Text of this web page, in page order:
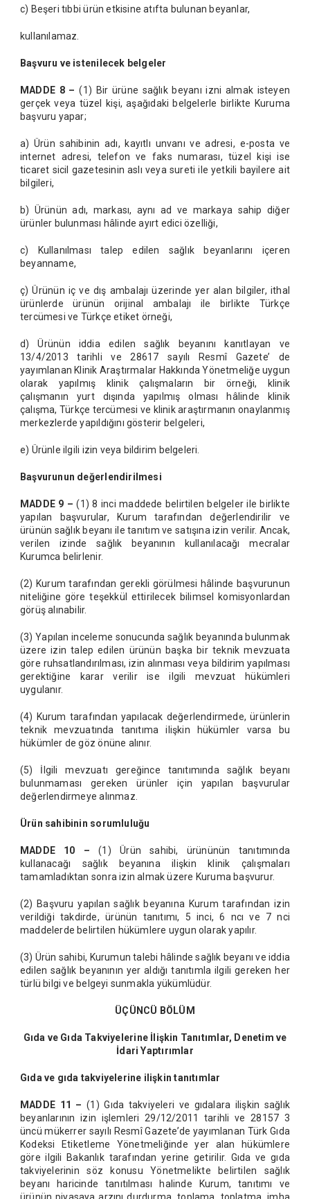
c) Beşeri tıbbi ürün etkisine atıfta bulunan beyanlar,
kullanılamaz.
Başvuru ve istenilecek belgeler
MADDE 8 – (1) Bir ürüne sağlık beyanı izni almak isteyen
gerçek veya tüzel kişi, aşağıdaki belgelerle birlikte Kuruma
başvuru yapar;
a) Ürün sahibinin adı, kayıtlı unvanı ve adresi, e-posta ve
internet adresi, telefon ve faks numarası, tüzel kişi ise
ticaret sicil gazetesinin aslı veya sureti ile yetkili bayilere ait
bilgileri,
b) Ürünün adı, markası, aynı ad ve markaya sahip diğer
ürünler bulunması hâlinde ayırt edici özelliği,
c) Kullanılması talep edilen sağlık beyanlarını içeren
beyanname,
ç) Ürünün iç ve dış ambalajı üzerinde yer alan bilgiler, ithal
ürünlerde ürünün orijinal ambalajı ile birlikte Türkçe
tercümesi ve Türkçe etiket örneği,
d) Ürünün iddia edilen sağlık beyanını kanıtlayan ve
13/4/2013 tarihli ve 28617 sayılı Resmî Gazete’ de
yayımlanan Klinik Araştırmalar Hakkında Yönetmeliğe uygun
olarak yapılmış klinik çalışmaların bir örneği, klinik
çalışmanın yurt dışında yapılmış olması hâlinde klinik
çalışma, Türkçe tercümesi ve klinik araştırmanın onaylanmış
merkezlerde yapıldığını gösterir belgeleri,
e) Ürünle ilgili izin veya bildirim belgeleri.
Başvurunun değerlendirilmesi
MADDE 9 – (1) 8 inci maddede belirtilen belgeler ile birlikte
yapılan başvurular, Kurum tarafından değerlendirilir ve
ürünün sağlık beyanı ile tanıtım ve satışına izin verilir. Ancak,
verilen izinde sağlık beyanının kullanılacağı mecralar
Kurumca belirlenir.
(2) Kurum tarafından gerekli görülmesi hâlinde başvurunun
niteliğine göre teşekkül ettirilecek bilimsel komisyonlardan
görüş alınabilir.
(3) Yapılan inceleme sonucunda sağlık beyanında bulunmak
üzere izin talep edilen ürünün başka bir teknik mevzuata
göre ruhsatlandırılması, izin alınması veya bildirim yapılması
gerektiğine karar verilir ise ilgili mevzuat hükümleri
uygulanır.
(4) Kurum tarafından yapılacak değerlendirmede, ürünlerin
teknik mevzuatında tanıtıma ilişkin hükümler varsa bu
hükümler de göz önüne alınır.
(5) İlgili mevzuatı gereğince tanıtımında sağlık beyanı
bulunmaması gereken ürünler için yapılan başvurular
değerlendirmeye alınmaz.
Ürün sahibinin sorumluluğu
MADDE 10 – (1) Ürün sahibi, ürününün tanıtımında
kullanacağı sağlık beyanına ilişkin klinik çalışmaları
tamamladıktan sonra izin almak üzere Kuruma başvurur.
(2) Başvuru yapılan sağlık beyanına Kurum tarafından izin
verildiği takdirde, ürünün tanıtımı, 5 inci, 6 ncı ve 7 nci
maddelerde belirtilen hükümlere uygun olarak yapılır.
(3) Ürün sahibi, Kurumun talebi hâlinde sağlık beyanı ve iddia
edilen sağlık beyanının yer aldığı tanıtımla ilgili gereken her
türlü bilgi ve belgeyi sunmakla yükümlüdür.
ÜÇÜNCÜ BÖLÜM
Gıda ve Gıda Takviyelerine İlişkin Tanıtımlar, Denetim ve
İdari Yaptırımlar
Gıda ve gıda takviyelerine ilişkin tanıtımlar
MADDE 11 – (1) Gıda takviyeleri ve gıdalara ilişkin sağlık
beyanlarının izin işlemleri 29/12/2011 tarihli ve 28157 3
üncü mükerrer sayılı Resmî Gazete’de yayımlanan Türk Gıda
Kodeksi Etiketleme Yönetmeliğinde yer alan hükümlere
göre ilgili Bakanlık tarafından yerine getirilir. Gıda ve gıda
takviyelerinin söz konusu Yönetmelikte belirtilen sağlık
beyanı haricinde tanıtılması halinde Kurum, tanıtımı ve